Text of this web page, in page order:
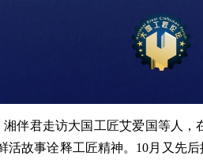
湘伴君走访大国工匠艾爱国等人，
活故事诠释工匠精神。10月又先后